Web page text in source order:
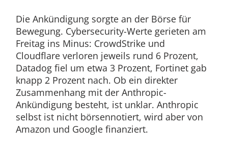
Die Ankündigung sorgte an der Börse für
Bewegung. Cybersecurity-Werte gerieten am
Freitag ins Minus: CrowdStrike und
Cloudflare verloren jeweils rund 6 Prozent,
Datadog fiel um etwa 3 Prozent, Fortinet gab
knapp 2 Prozent nach. Ob ein direkter
Zusammenhang mit der Anthropic-
Ankündigung besteht, ist unklar. Anthropic
selbst ist nicht börsennotiert, wird aber von
Amazon und Google finanziert.